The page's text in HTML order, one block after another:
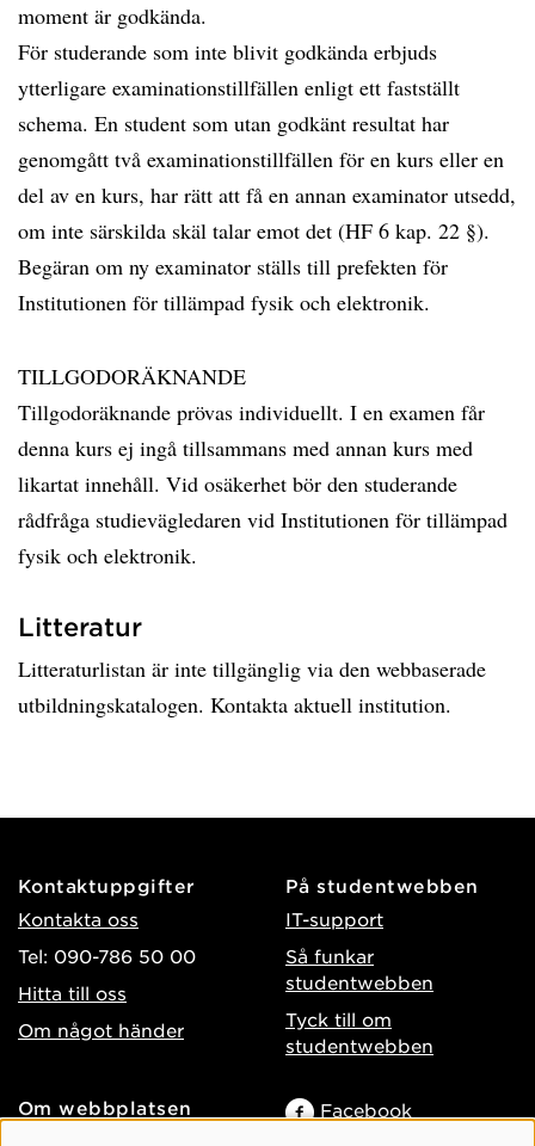
moment är godkända.
För studerande som inte blivit godkända erbjuds
ytterligare examinationstillfällen enligt ett fastställt
schema. En student som utan godkänt resultat har
genomgått två examinationstillfällen för en kurs eller en
del av en kurs, har rätt att få en annan examinator utsedd,
om inte särskilda skäl talar emot det (HF 6 kap. 22 §).
Begäran om ny examinator ställs till prefekten för
Institutionen för tillämpad fysik och elektronik.
TILLGODORÄKNANDE
Tillgodoräknande prövas individuellt. I en examen får
denna kurs ej ingå tillsammans med annan kurs med
likartat innehåll. Vid osäkerhet bör den studerande
rådfråga studievägledaren vid Institutionen för tillämpad
fysik och elektronik.
Litteratur
Litteraturlistan är inte tillgänglig via den webbaserade
utbildningskatalogen. Kontakta aktuell institution.
Kontaktuppgifter
Kontakta oss
Tel: 090-786 50 00
Hitta till oss
Om något händer
På studentwebben
IT-support
Så funkar
studentwebben
Tyck till om
studentwebben
Om webbplatsen
Facebook